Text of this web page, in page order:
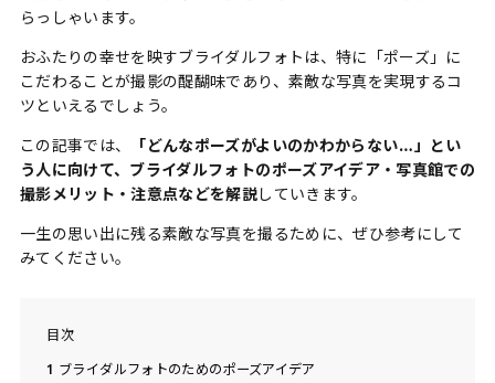
らっしゃいます。
おふたりの幸せを映すブライダルフォトは、特に「ポーズ」に
こだわることが撮影の醍醐味であり、素敵な写真を実現するコ
ツといえるでしょう。
この記事では、
「どんなポーズがよいのかわからない…」とい
う人に向けて、ブライダルフォトのポーズアイデア・写真館での
撮影メリット・注意点などを解説していきます。
一生の思い出に残る素敵な写真を撮るために、ぜひ参考にして
みてください。
目次
1 ブライダルフォトのためのポーズアイデア